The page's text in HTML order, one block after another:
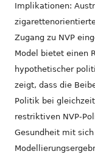
Implikationen:
Zugang zu NVP
Model bietet einen
hypothetischer
zeigt, dass die
Politik bei
restriktiven NVP-
Gesundheit mit